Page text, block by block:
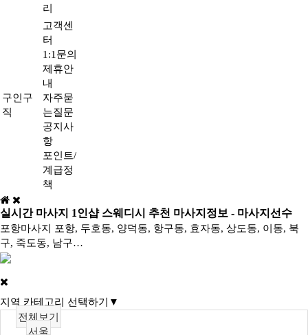
리
구인구
직
고객센
터
1:1문의
제휴안
내
자주묻
는질문
공지사
항
포인트/
계급정
책
실시간 마사지 1인샵 스웨디시 추천 마사지정보 - 마사지선수
포항마사지 포항, 두호동, 양덕동, 항구동, 효자동, 상도동, 이동, 북
구, 죽도동, 남구…
지역 카테고리 선택하기▼
전체보기
서울